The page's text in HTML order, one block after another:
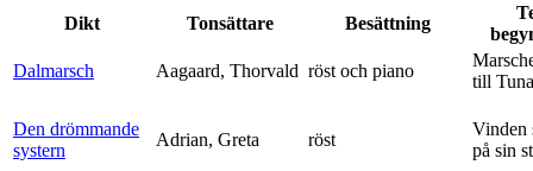
Dikt
Tonsättare Besättning
Dalmarsch
Aagaard, Thorvald röst och piano
till Tuna
Den drömmande
systern
Adrian, Greta röst
Vinden
på sin